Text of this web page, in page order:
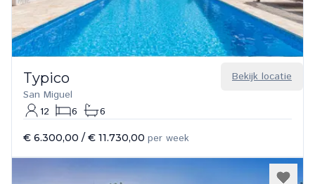
Bekijk locatie
Typico
San Miguel
12
6 6
€ 6.300,00 / € 11.730,00 per week